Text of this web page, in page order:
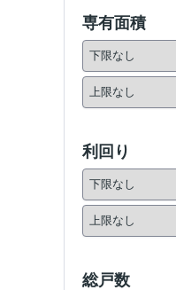
専有面積
利回り
総戸数